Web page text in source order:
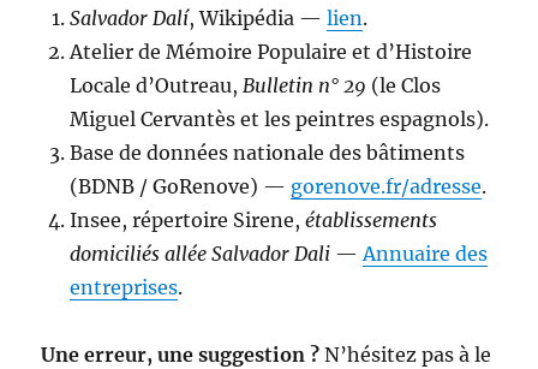
Salvador Dalí, Wikipédia —lien.
Atelier de Mémoire Populaire et d’Histoire
Locale d’Outreau,Bulletin n° 29 (le Clos
Miguel Cervantès et les peintres espagnols).
Base de données nationale des bâtiments
(BDNB / GoRenove) — gorenove.fr/adresse.
Insee, répertoire Sirene,établissements
domiciliés allée Salvador Dali —Annuaire des
entreprises.
Une erreur, une suggestion ? N’hésitez pas à le